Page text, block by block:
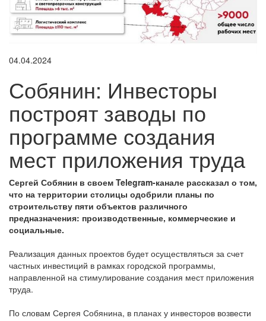
04.04.2024
Собянин: Инвесторы
построят заводы по
программе создания
мест приложения труда
Сергей Собянин в своем Telegram-канале рассказал о том,
что на территории столицы одобрили планы по
строительству пяти объектов различного
предназначения: производственные, коммерческие и
социальные.
Реализация данных проектов будет осуществляться за счет
частных инвестиций в рамках городской программы,
направленной на стимулирование создания мест приложения
труда.
По словам Сергея Собянина, в планах у инвесторов возвести